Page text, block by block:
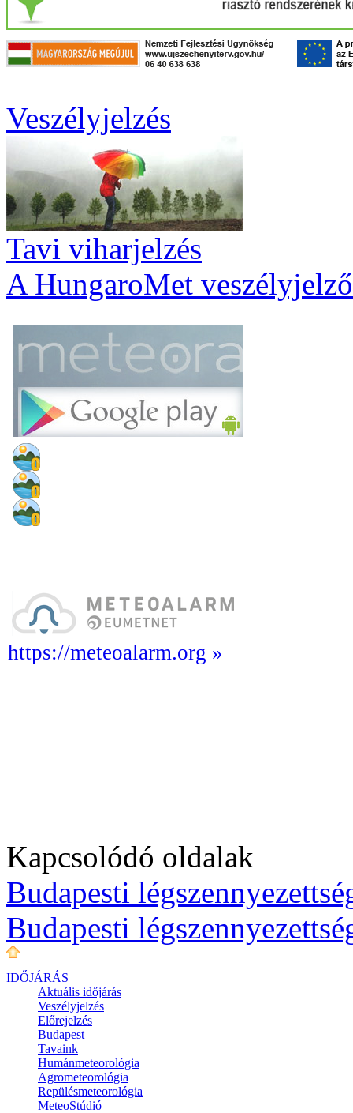
Veszélyjelzés
Tavi viharjelzés
A HungaroMet
https://meteoalarm.org »
Kapcsolódó oldalak
Budapesti
Budapesti
IDŐJÁRÁS
Aktuális időjárás
Veszélyjelzés
Előrejelzés
Budapest
Tavaink
Humánmeteorológia
Agrometeorológia
Repülésmeteorológia
MeteoStúdió